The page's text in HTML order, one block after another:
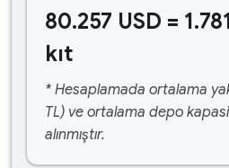
80.257 USD =
kıt
* Hesaplamada ortalama
TL) ve ortalama depo
alınmıştır.